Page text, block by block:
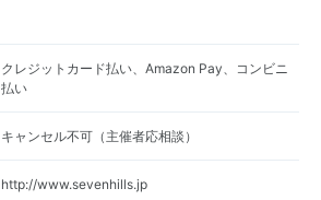
クレジットカード払い、Amazon Pay、コンビニ
払い
キャンセル不可（主催者応相談）
http://www.sevenhills.jp